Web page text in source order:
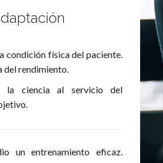
condición física del paciente.
del rendimiento.
la ciencia al servicio del
un entrenamiento eficaz.